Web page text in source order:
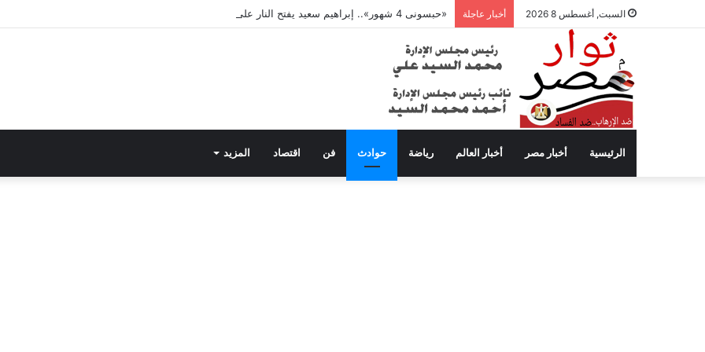
السبت, أغسطس 8 2026 أخبار عاجلة «حبسونى 4 شهور».. إبراهيم سعيد يفتح النار على ابنتيه: والله ما مسامحكم
الرئيسية أخبار مصر أخبار العالم رياضة حوادث فن اقتصاد المزيد